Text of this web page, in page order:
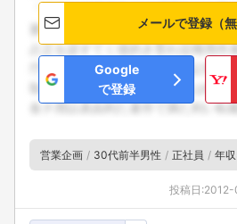
メールで登録（無
Google
で登録
営業企画 30代前半男性 正社員 年
投稿日: